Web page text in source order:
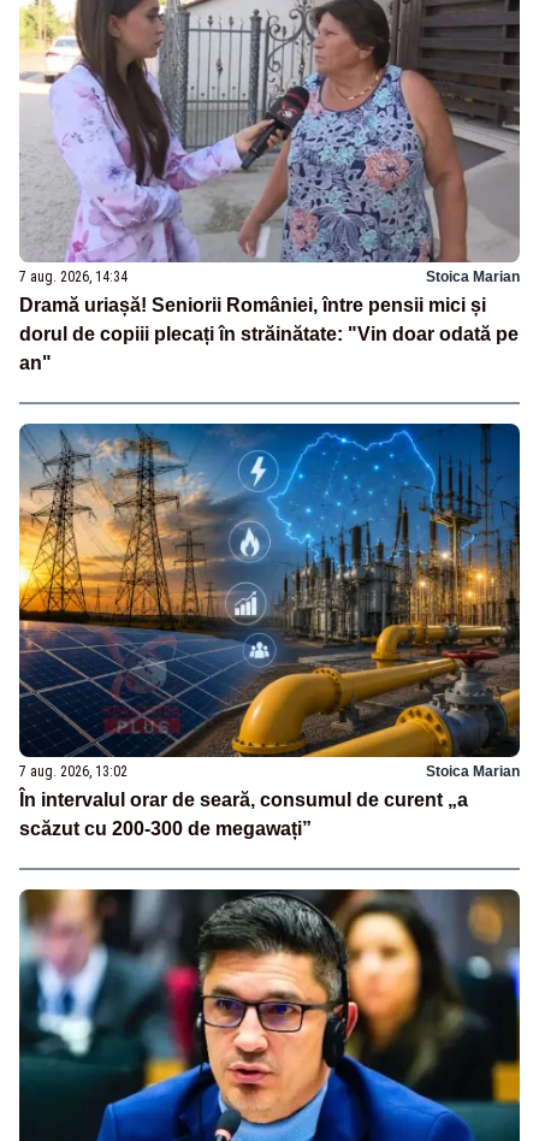
7 aug. 2026, 14:34 Stoica Marian
Dramă uriașă! Seniorii României, între pensii mici și
dorul de copiii plecați în străinătate: "Vin doar odată pe
an"
7 aug. 2026, 13:02 Stoica Marian
În intervalul orar de seară, consumul de curent „a
scăzut cu 200-300 de megawați”